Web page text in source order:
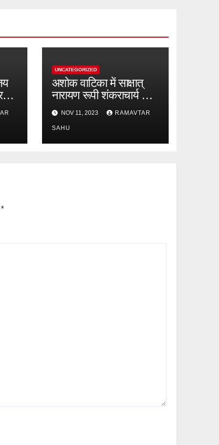
UNCATEGORIZED
अशोक वाटिका में साक्षात्
नारायण रूपी शंकराचार्य का
दिव्य आगमन, दीपावली उत्सव
में भक्ति मय रहेगा कवर्धा
NOV 11, 2023 RAMAVTAR
SAHU
*